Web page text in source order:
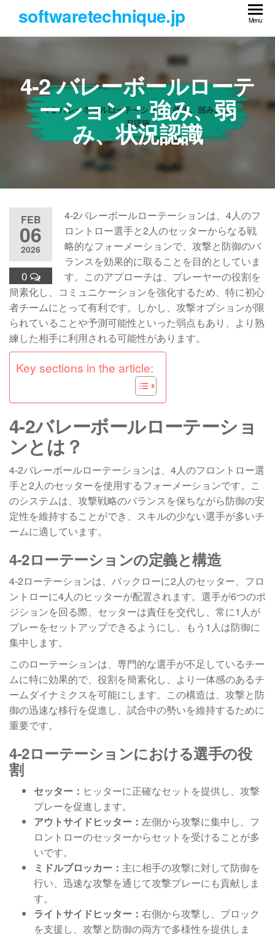
the
softwaretechnique.jp Menu
4-2 バレーボールローテ
ーション：強み、弱
み、状況認識
FEB
06
2026
0
4-2バレーボールローテーションは、4人のフ
ロントロー選手と2人のセッターからなる戦
略的なフォーメーションで、攻撃と防御のバ
ランスを効果的に取ることを目的としていま
す。このアプローチは、プレーヤーの役割を
簡素化し、コミュニケーションを強化するため、特に初心
者チームにとって有利です。しかし、攻撃オプションが限
られていることや予測可能性といった弱点もあり、より熟
練した相手に利用される可能性があります。
Key sections in the article:
4-2バレーボールローテーショ
ンとは？
4-2バレーボールローテーションは、4人のフロントロー選
手と2人のセッターを使用するフォーメーションです。こ
のシステムは、攻撃戦略のバランスを保ちながら防御の安
定性を維持することができ、スキルの少ない選手が多いチ
ームに適しています。
4-2ローテーションの定義と構造
4-2ローテーションは、バックローに2人のセッター、フロ
ントローに4人のヒッターが配置されます。選手が6つのポ
ジションを回る際、セッターは責任を交代し、常に1人が
プレーをセットアップできるようにし、もう1人は防御に
集中します。
このローテーションは、専門的な選手が不足しているチー
ムに特に効果的で、役割を簡素化し、より一体感のあるチ
ームダイナミクスを可能にします。この構造は、攻撃と防
御の迅速な移行を促進し、試合中の勢いを維持するために
重要です。
4-2ローテーションにおける選手の役
割
セッター： ヒッターに正確なセットを提供し、攻撃
プレーを促進します。
アウトサイドヒッター： 左側から攻撃に集中し、フ
ロントローのセッターからセットを受けることが多
いです。
ミドルブロッカー： 主に相手の攻撃に対して防御を
行い、迅速な攻撃を通じて攻撃プレーにも貢献しま
す。
ライトサイドヒッター： 右側から攻撃し、ブロック
を支援し、攻撃と防御の両方で多様性を提供しま